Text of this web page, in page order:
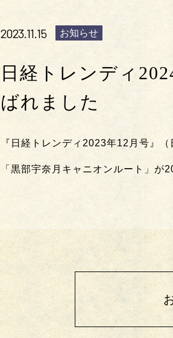
2023.11.15 お知らせ
日経トレンディ
ばれました
『日経トレンディ2023年12月号』
「黒部宇奈月キャニオンルート」が